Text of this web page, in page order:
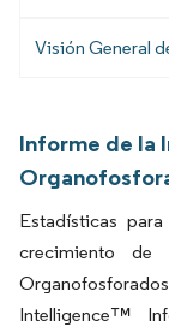
Visión General
Informe de la
Estadísticas
crecimiento de
Intelligence™